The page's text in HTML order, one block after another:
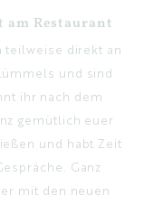
am Restaurant
teilweise direkt an
und sind
ihr nach dem
gemütlich euer
und habt Zeit
Ganz
mit den neuen